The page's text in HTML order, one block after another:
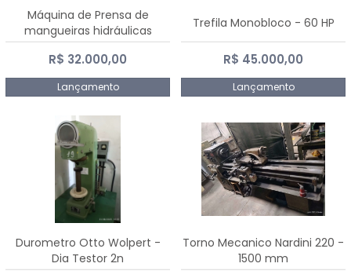
Máquina de Prensa de
mangueiras hidráulicas
PE50TF - 2017
R$ 32.000,00
Lançamento
Trefila Monobloco - 60 HP
R$ 45.000,00
Lançamento
Durometro Otto Wolpert -
Dia Testor 2n
Torno Mecanico Nardini 220 -
1500 mm